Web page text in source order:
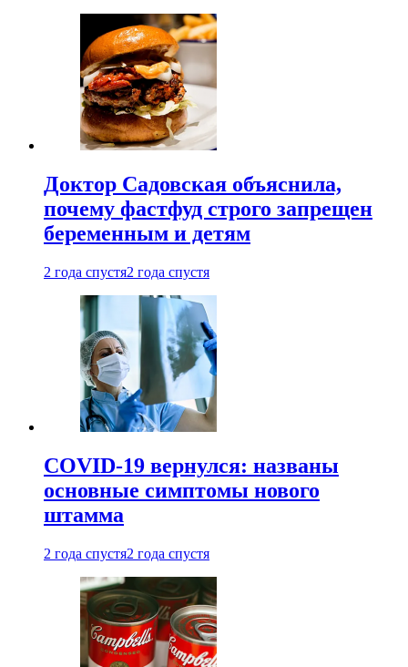
Доктор Садовская объяснила,
почему фастфуд строго запрещен
беременным и детям
2 года спустя2 года спустя
COVID-19 вернулся: названы
основные симптомы нового
штамма
2 года спустя2 года спустя